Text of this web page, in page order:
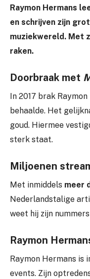
Raymon Hermans
en schrijven zijn
muziekwereld. Met
raken.
Doorbraak met
In 2017 brak
behaalde. Het
goud. Hiermee
sterk staat.
Miljoenen
Met inmiddels meer
Nederlandstalige
weet hij zijn
Raymon
Raymon Hermans
events. Zijn